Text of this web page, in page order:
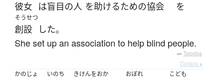
彼女 は盲目の人 を助けるための協会 を
そうせつ
創設 した。
She set up an association to help blind people.
— Tatoeba
Details ▸
かのじょ
いのち きけんをおか おぼれ こども